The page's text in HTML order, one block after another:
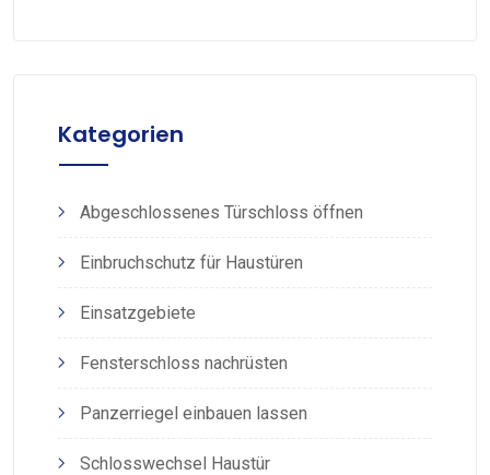
Kategorien
Abgeschlossenes Türschloss öffnen
Einbruchschutz für Haustüren
Einsatzgebiete
Fensterschloss nachrüsten
Panzerriegel einbauen lassen
Schlosswechsel Haustür